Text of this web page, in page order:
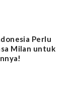
Perlu
Milan untuk